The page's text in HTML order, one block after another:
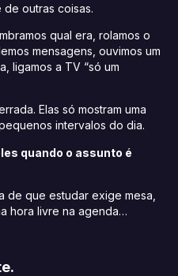
de outras coisas.
qual era, rolamos o
mensagens, ouvimos um
ligamos a TV “só um
Elas só mostram uma
intervalos do dia.
quando o assunto é
de que estudar exige mesa,
hora livre na agenda…